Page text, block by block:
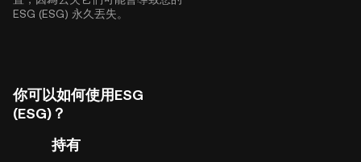
ESG (ESG) 永久丟失。
你可以如何使用ESG
(ESG)？
持有